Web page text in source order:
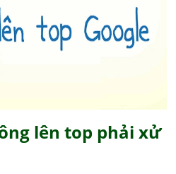
lên top phải xử